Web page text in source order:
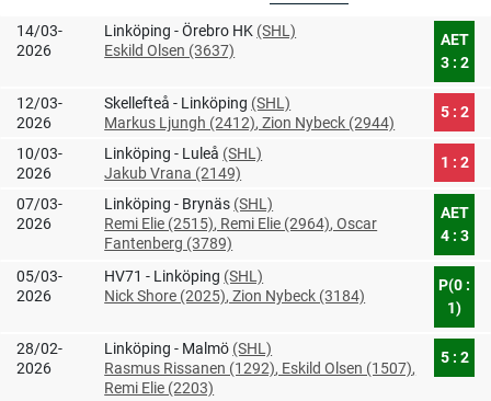
14/03-
2026
Linköping - Örebro HK (SHL)
Eskild Olsen (3637)
AET
3 : 2
12/03-
2026
Skellefteå - Linköping (SHL)
Markus Ljungh (2412), Zion Nybeck (2944)
5 : 2
10/03-
2026
Linköping - Luleå (SHL)
Jakub Vrana (2149)
1 : 2
07/03-
2026
Linköping - Brynäs (SHL)
Remi Elie (2515), Remi Elie (2964), Oscar
Fantenberg (3789)
AET
4 : 3
05/03-
2026
HV71 - Linköping (SHL)
Nick Shore (2025), Zion Nybeck (3184)
P(0 :
1)
28/02-
2026
Linköping - Malmö (SHL)
Rasmus Rissanen (1292), Eskild Olsen (1507),
Remi Elie (2203)
5 : 2